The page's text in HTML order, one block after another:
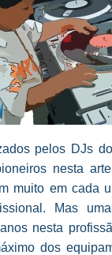
pelos DJs
nesta
muito em cada
Mas
nesta
dos